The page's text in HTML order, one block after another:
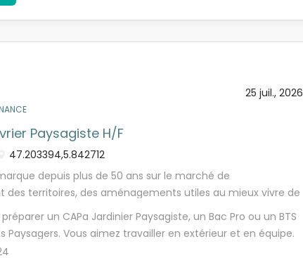
25 juil., 2026
Paysagiste H/F
47.203394,5.842712
depuis plus de 50 ans sur le marché de
des territoires, des aménagements utiles au mieux vivre de
réalisation, entretien, TERIDEAL c'est 40 domaines
publics, espaces verts, bâtiment et énergie : autant
servir le bien commun et de faire grandir vos
un CAPa Jardinier Paysagiste, un Bac Pro ou un BTS
Paysagers. Vous aimez travailler en extérieur et en équipe.
et autonome.